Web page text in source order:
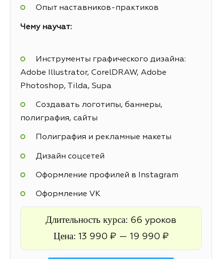
Опыт наставников-практиков
Чему научат:
Инструменты графического дизайна:
Adobe Illustrator, CorelDRAW, Adobe
Photoshop, Tilda, Supa
Создавать логотипы, баннеры,
полиграфия, сайты
Полиграфия и рекламные макеты
Дизайн соцсетей
Оформление профилей в Instagram
Оформление VK
Длительность курса: 66 уроков
Цена: 13 990 ₽ — 19 990 ₽